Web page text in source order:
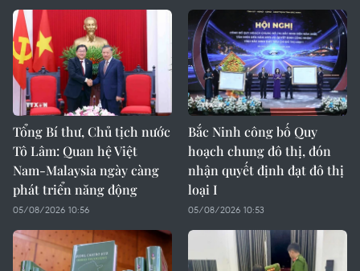
Tổng Bí thư, Chủ tịch nước
Tô Lâm: Quan hệ Việt
Nam-Malaysia ngày càng
phát triển năng động
05/08/2026 10:56
Bắc Ninh công bố Quy
hoạch chung đô thị, đón
nhận quyết định đạt đô thị
loại I
05/08/2026 10:53